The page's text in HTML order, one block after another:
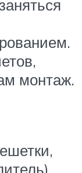
монтаж.